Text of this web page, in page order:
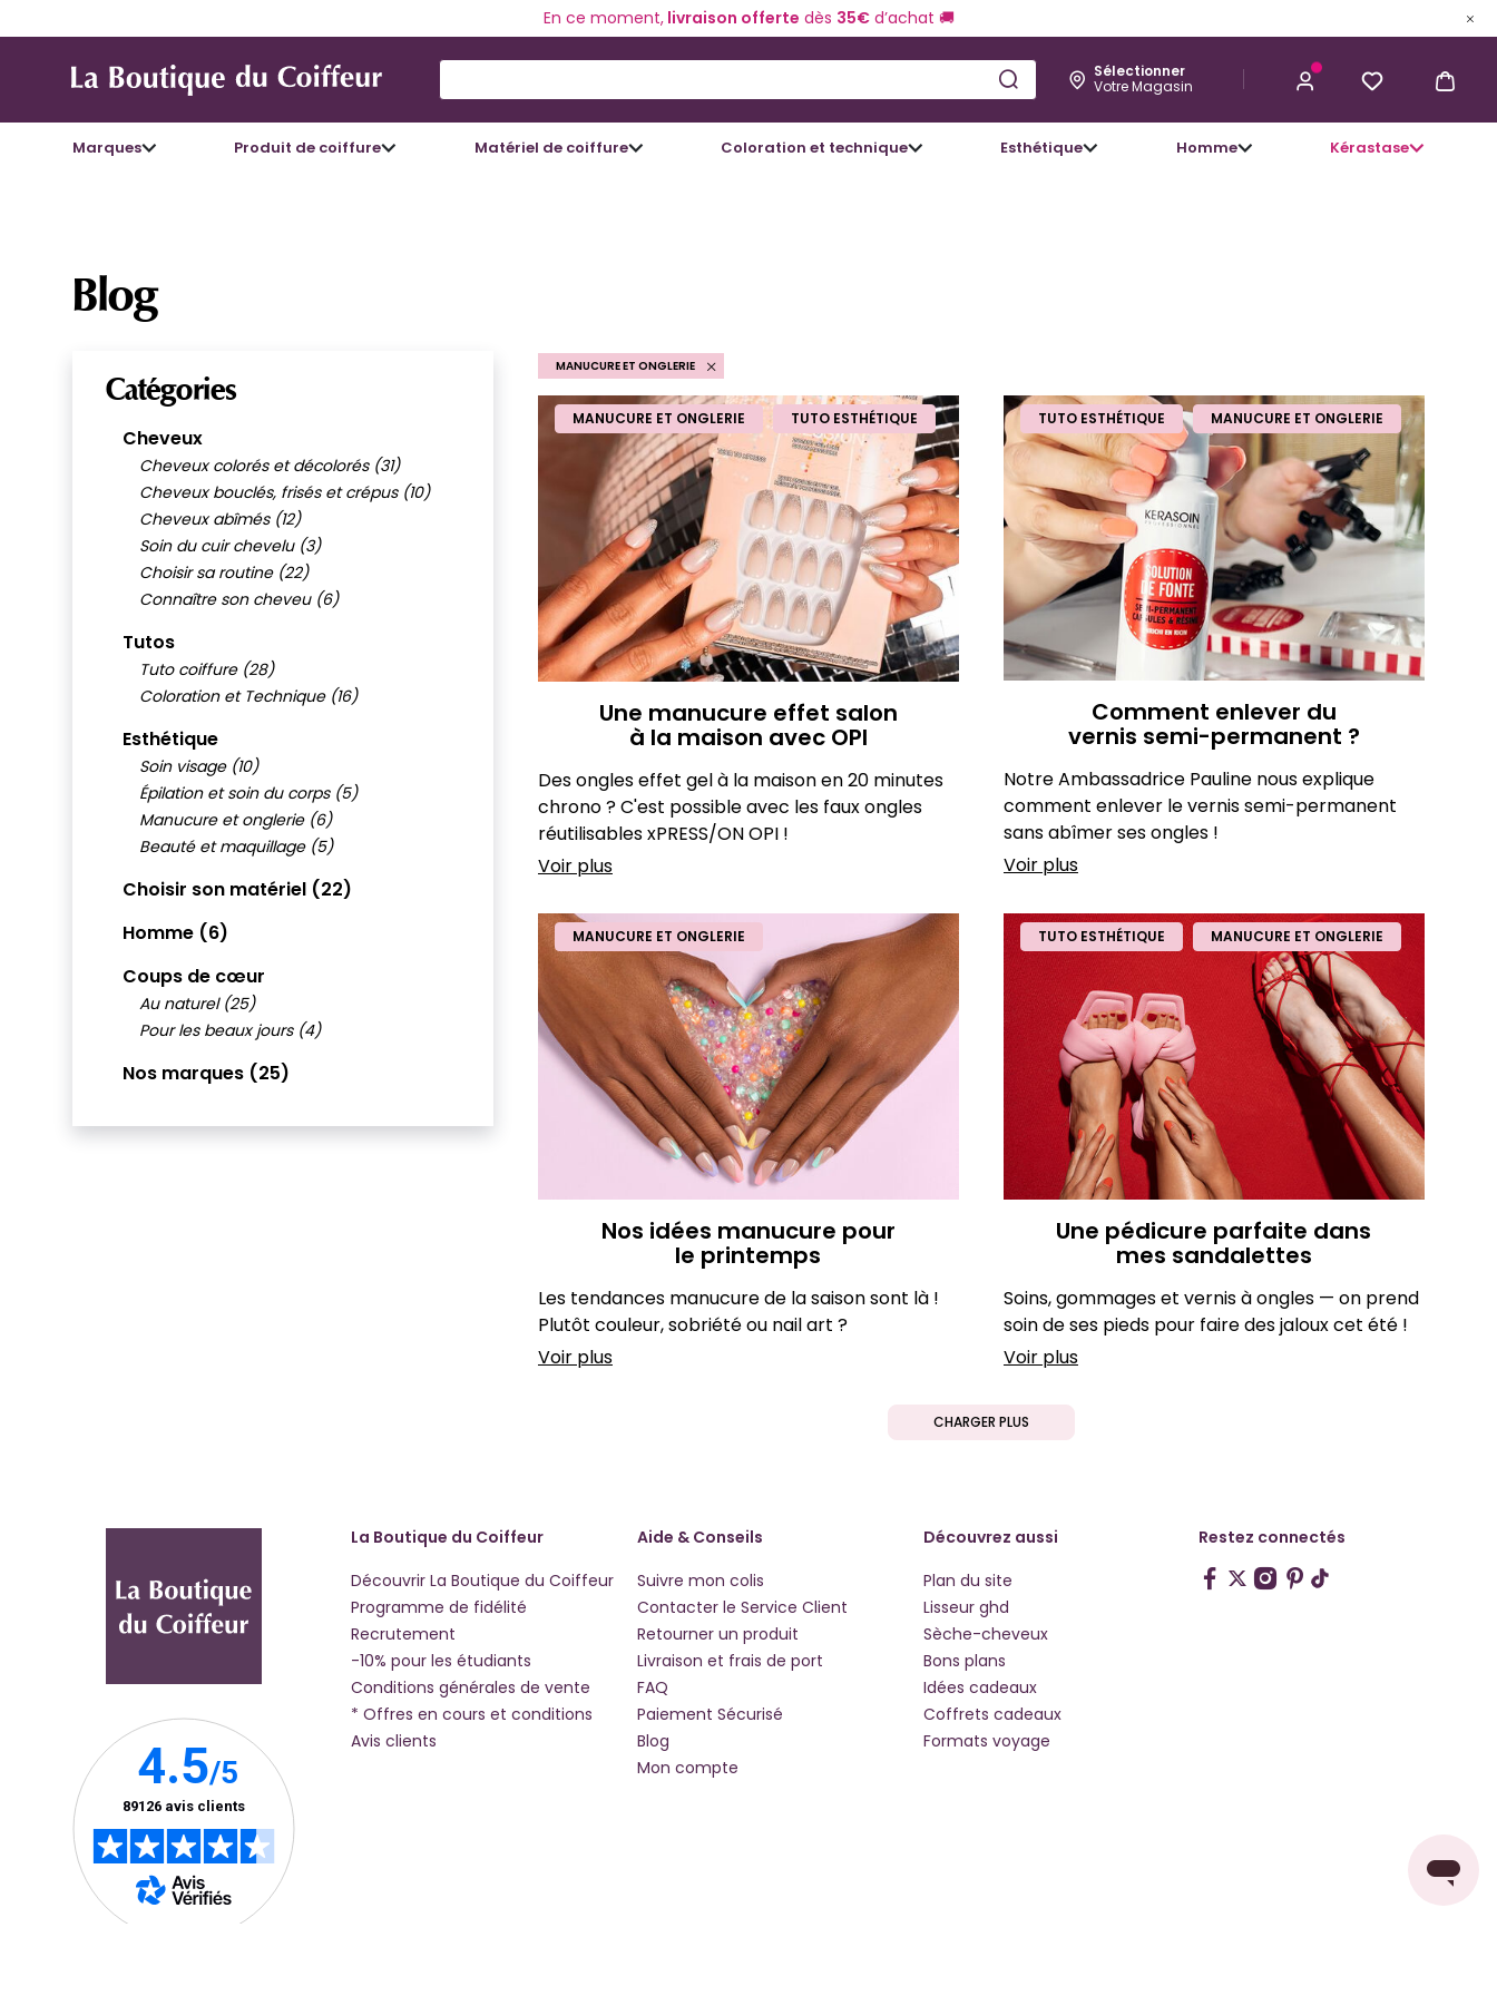
En ce moment,livraison offerte dès 35€d’achat 🚚
Sélectionner
Votre Magasin
Marques Produit de coiffure Matériel de coiffure Coloration et technique Esthétique Homme Kérastase
Blog
Catégories
Cheveux
Cheveux colorés et décolorés (31)
Cheveux bouclés, frisés et crépus (10)
Cheveux abîmés (12)
Soin du cuir chevelu (3)
Choisir sa routine (22)
Connaître son cheveu (6)
Tutos
Tuto coiffure (28)
Coloration et Technique (16)
Esthétique
Soin visage (10)
Épilation et soin du corps (5)
Manucure et onglerie (6)
Beauté et maquillage (5)
Choisir son matériel (22)
Homme (6)
Coups de cœur
Au naturel (25)
Pour les beaux jours (4)
Nos marques (25)
MANUCURE ET ONGLERIE
MANUCURE ET ONGLERIE TUTO ESTHÉTIQUE
Une manucure effet salon
à la maison avec OPI
Des ongles effet gel à la maison en 20 minutes
chrono ? C'est possible avec les faux ongles
réutilisables xPRESS/ON OPI !
Voir plus
TUTO ESTHÉTIQUE MANUCURE ET ONGLERIE
Comment enlever du
vernis semi-permanent ?
Notre Ambassadrice Pauline nous explique
comment enlever le vernis semi-permanent
sans abîmer ses ongles !
Voir plus
MANUCURE ET ONGLERIE
Nos idées manucure pour
le printemps
Les tendances manucure de la saison sont là !
Plutôt couleur, sobriété ou nail art ?
Voir plus
TUTO ESTHÉTIQUE MANUCURE ET ONGLERIE
Une pédicure parfaite dans
mes sandalettes
Soins, gommages et vernis à ongles — on prend
soin de ses pieds pour faire des jaloux cet été !
Voir plus
CHARGER PLUS
La Boutique du Coiffeur
Découvrir La Boutique du Coiffeur
Programme de fidélité
Recrutement
-10% pour les étudiants
Conditions générales de vente
* Offres en cours et conditions
Avis clients
Aide & Conseils
Suivre mon colis
Contacter le Service Client
Retourner un produit
Livraison et frais de port
FAQ
Paiement Sécurisé
Blog
Mon compte
Découvrez aussi
Plan du site
Lisseur ghd
Sèche-cheveux
Bons plans
Idées cadeaux
Coffrets cadeaux
Formats voyage
Restez connectés